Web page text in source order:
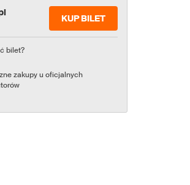
KUP BILET
bilet?
zakupy u oficjalnych